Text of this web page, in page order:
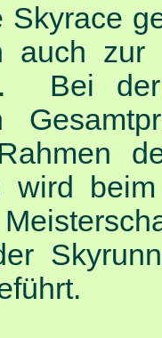
Skyrace
auch
Bei der
wird